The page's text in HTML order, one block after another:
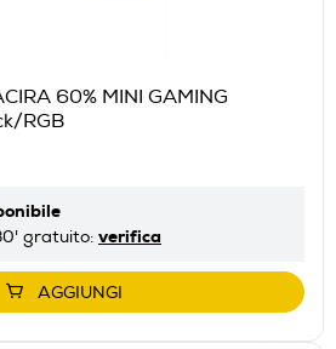
60% MINI GAMING
RGB
gratuito: verifica
AGGIUNGI